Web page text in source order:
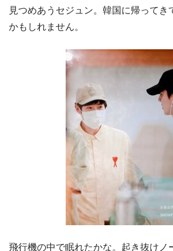
見つめあうセジュン。韓国に帰ってき
かもしれません。
飛行機の中で眠れたかな。起き抜けノ